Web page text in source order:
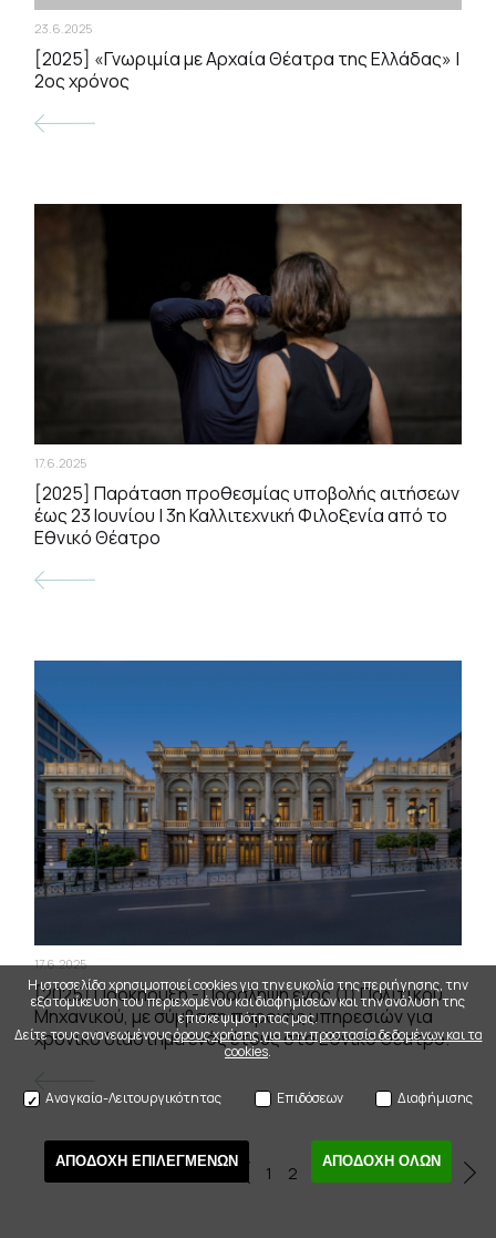
23.6.2025
[2025] «Γνωριμία με Αρχαία Θέατρα της Ελλάδας» |
2ος χρόνος
17.6.2025
[2025] Παράταση προθεσμίας υποβολής αιτήσεων
έως 23 Ιουνίου | 3η Καλλιτεχνική Φιλοξενία από το
Εθνικό Θέατρο
17.6.2025
[2025] Προκήρυξη - Πρόσληψη ενός (1) Πολιτικού
Μηχανικού, με σύμβαση παροχής υπηρεσιών για
χρονικό διάστημα ενός έτους στο Εθνικό Θέατρο.
1 2 ...
Η ιστοσελίδα χρησιμοποιεί cookies για την ευκολία της περιήγησης, την
εξατομίκευση του περιεχομένου και διαφημίσεων και την ανάλυση της
επισκεψιμότητας μας.
Δείτε τους ανανεωμένουςόρους χρήσης για την προστασία δεδομένων και τα
cookies.
Αναγκαία-Λειτουργικότητας Επιδόσεων Διαφήμισης
ΑΠΟΔΟΧΗ ΕΠΙΛΕΓΜΕΝΩΝ ΑΠΟΔΟΧΗ ΟΛΩΝ